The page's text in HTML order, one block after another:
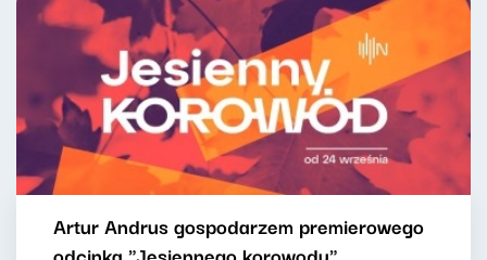
Artur Andrus gospodarzem premierowego